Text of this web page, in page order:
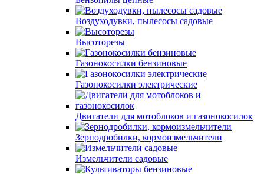
Воздуходувки, пылесосы садовые
Высоторезы
Газонокосилки бензиновые
Газонокосилки электрические
Двигатели для мотоблоков и газонокосилок
Зернодробилки, кормоизмельчители
Измельчители садовые